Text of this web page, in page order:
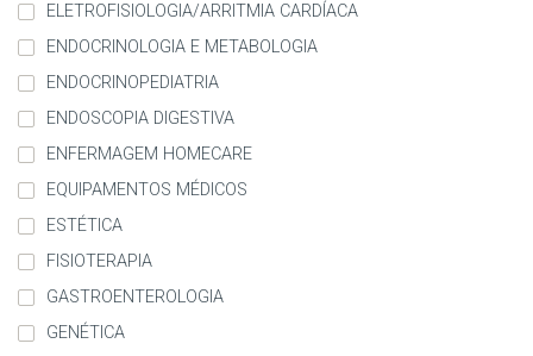
ELETROFISIOLOGIA/ARRITMIA CARDÍACA
ENDOCRINOLOGIA E METABOLOGIA
ENDOCRINOPEDIATRIA
ENDOSCOPIA DIGESTIVA
ENFERMAGEM HOMECARE
EQUIPAMENTOS MÉDICOS
ESTÉTICA
FISIOTERAPIA
GASTROENTEROLOGIA
GENÉTICA